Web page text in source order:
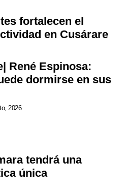
fortalecen el
en Cusárare
René Espinosa:
dormirse en sus
2026
tendrá una
única